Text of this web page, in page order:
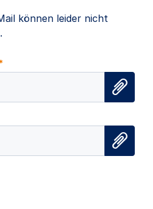
können leider nicht